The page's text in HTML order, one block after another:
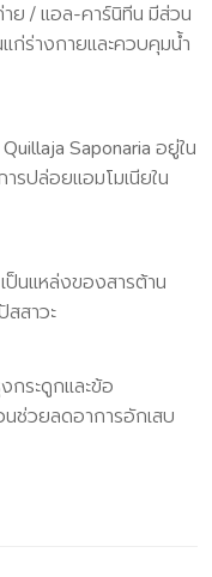
าย / แอล-คาร์นิทีน มีส่วน
ก่ร่างกายและควบคุมน้ำ
Saponaria อยู่ใน
รปล่อยแอมโมเนียใน
ป็นแหล่งของสารต้าน
สาวะ
กระดูกและข้อ
นช่วยลดอาการอักเสบ